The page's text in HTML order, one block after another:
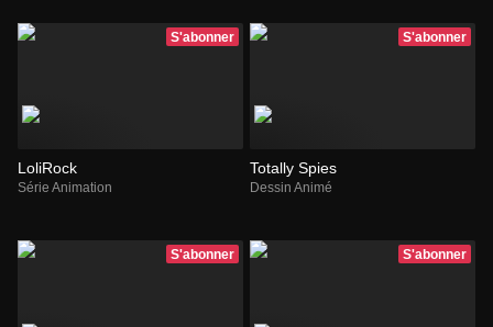
S'abonner
LoliRock
Série Animation
S'abonner
Totally Spies
Dessin Animé
S'abonner S'abonner